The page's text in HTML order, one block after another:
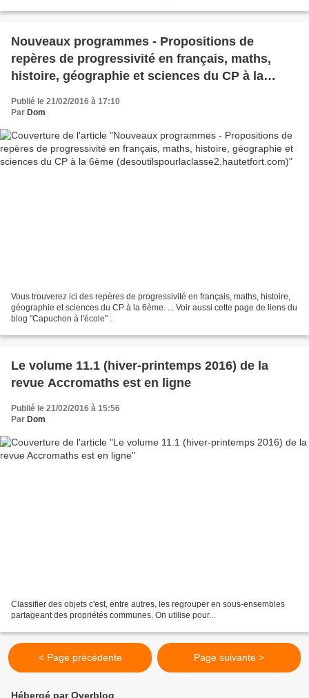
Nouveaux programmes - Propositions de
repères de progressivité en français, maths,
histoire, géographie et sciences du CP à la
Publié le 21/02/2016 à 17:10
Par Dom
Vous trouverez ici des repères de progressivité en français, maths, histoire,
géographie et sciences du CP à la 6ème. ... Voir aussi cette page de liens du
blog "Capuchon à l'école" :
Le volume 11.1 (hiver-printemps 2016) de la
revue Accromaths est en ligne
Publié le 21/02/2016 à 15:56
Par Dom
Classifier des objets c'est, entre autres, les regrouper en sous-ensembles
partageant des propriétés communes. On utilise pour...
< Page précédente Page suivante >
Hébergé par Overblog